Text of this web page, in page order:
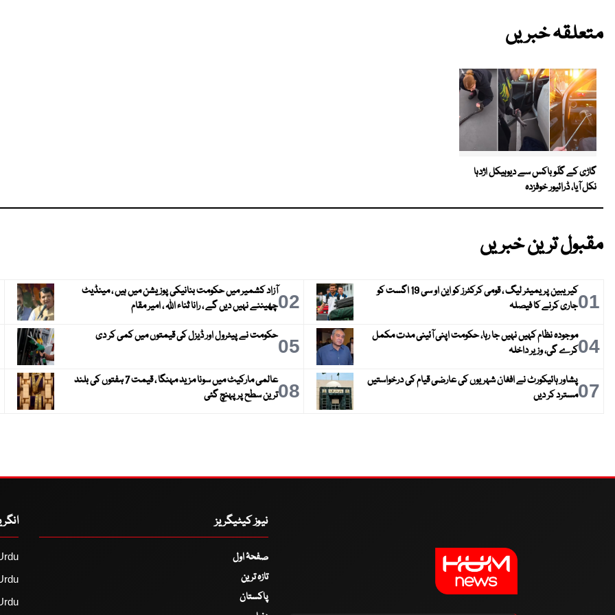
متعلقہ خبریں
گاڑی کے گلَو باکس سے دیوہیکل اژدہا
نکل آیا، ڈرائیور خوفزدہ
مقبول ترین خبریں
01
کیریبین پریمیئر لیگ ، قومی کرکٹرز کو این او سی 19 اگست کو
جاری کرنے کا فیصلہ
02آزاد کشمیر میں حکومت بنانیکی پوزیشن میں ہیں ، مینڈیٹ
چھیننے نہیں دیں گے ، رانا ثناء اللہ ، امیر مقام
04موجودہ نظام کہیں نہیں جا رہا، حکومت اپنی آئینی مدت مکمل
کرے گی، وزیر داخلہ
05حکومت نے پیٹرول اور ڈیزل کی قیمتوں میں کمی کر دی
07پشاور ہائیکورٹ نے افغان شہریوں کی عارضی قیام کی درخواستیں
مسترد کر دیں
08
عالمی مارکیٹ میں سونا مزید مہنگا ، قیمت 7 ہفتوں کی بلند
ترین سطح پر پہنچ گئی
نیوز کیٹیگریز
صفحۂ اول
تازہ ترین
پاکستان